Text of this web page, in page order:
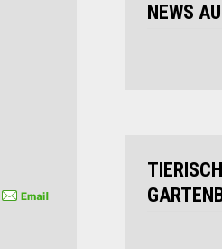
NEWS